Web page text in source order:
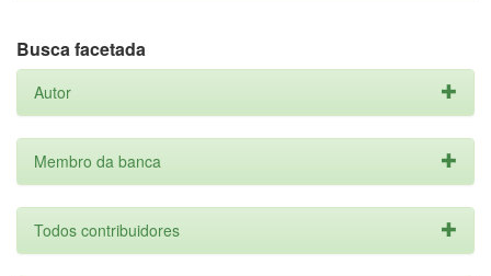
Busca facetada
Autor
Membro da banca
Todos contribuidores